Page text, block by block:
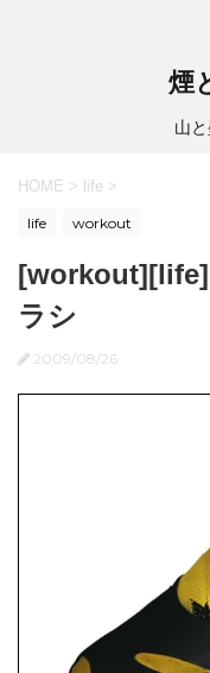
煙
山
HOME > life >
life workout
[workout][life]
ラシ
2009/08/26